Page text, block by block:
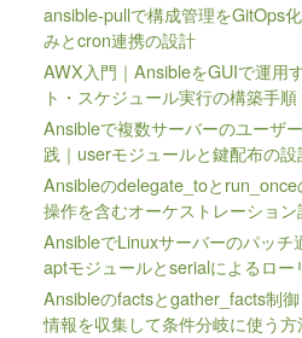
ansible-pullで構成管理をGitOps
みとcron連携の設計
AWX入門｜AnsibleをGUIで運用
ト・スケジュール実行の構築手順
Ansibleで複数サーバーのユーザ
践｜userモジュールと鍵配布の設
Ansibleのdelegate_toと
操作を含むオーケストレーション
AnsibleでLinuxサーバーのパッチ
aptモジュールとserialによるロー
Ansibleのfactsとgather_facts制
情報を収集して条件分岐に使う方